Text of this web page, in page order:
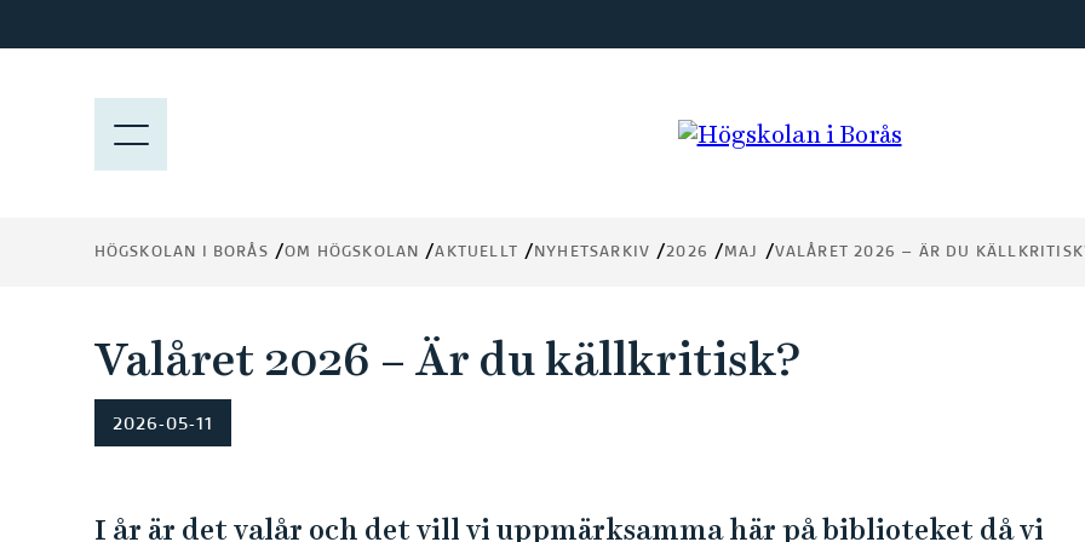
o
N
HÖGSKOLAN I BORÅS OM HÖGSKOLAN AKTUELLT NYHETSARKIV 2026 MAJ VALÅRET 2026 – ÄR DU
Valåret 2026 – Är du källkritisk?
2026-05-11
I år är det valår och det vill vi uppmärksamma här på biblioteket då vi